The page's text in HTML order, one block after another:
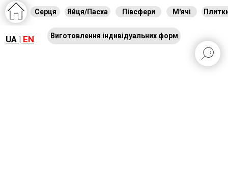
Виготовлення індивідуальних форм
Серця М'ячі
Півсфери
Яйця/Пасха
UA | EN